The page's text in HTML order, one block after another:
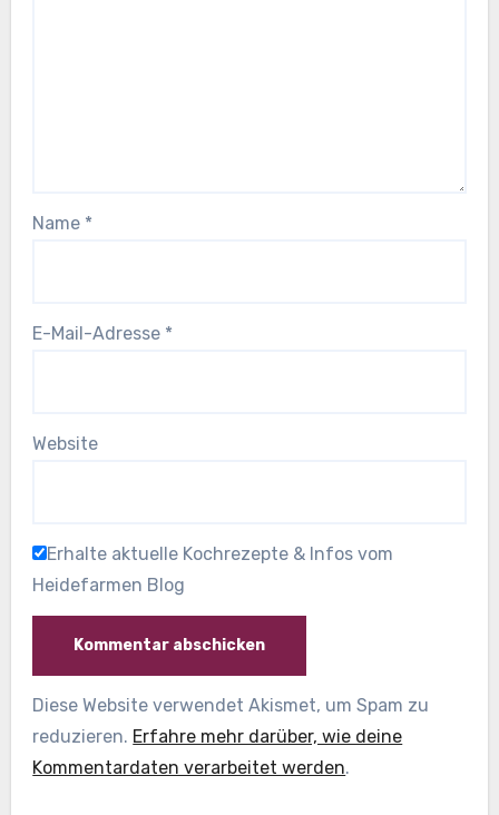
Name *
E-Mail-Adresse *
Website
Erhalte aktuelle Kochrezepte & Infos vom
Heidefarmen Blog
Diese Website verwendet Akismet, um Spam zu
reduzieren. Erfahre mehr darüber, wie deine
Kommentardaten verarbeitet werden.